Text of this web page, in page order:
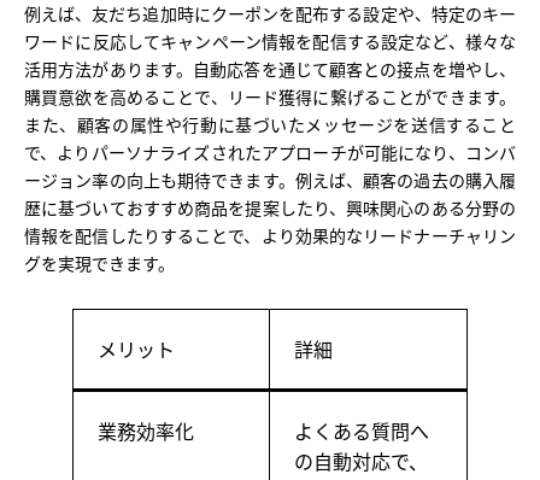
例えば、友だち追加時にクーポンを配布する設定や、特定のキー
ワードに反応してキャンペーン情報を配信する設定など、様々な
活用方法があります。自動応答を通じて顧客との接点を増やし、
購買意欲を高めることで、リード獲得に繋げることができます。
また、顧客の属性や行動に基づいたメッセージを送信すること
で、よりパーソナライズされたアプローチが可能になり、コンバ
ージョン率の向上も期待できます。例えば、顧客の過去の購入履
歴に基づいておすすめ商品を提案したり、興味関心のある分野の
情報を配信したりすることで、より効果的なリードナーチャリン
グを実現できます。
メリット 詳細
業務効率化
よくある質問へ
の自動対応で、